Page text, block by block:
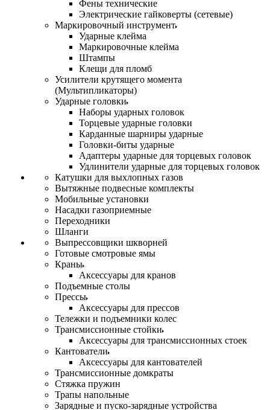
Фены технические
Электрические гайковерты (сетевые)
Маркировочный инструмент
Ударные клейма
Маркировочные клейма
Штампы
Клещи для пломб
Усилители крутящего момента
(Мультипликаторы)
Ударные головки
Наборы ударных головок
Торцевые ударные головки
Карданные шарниры ударные
Головки-биты ударные
Адаптеры ударные для торцевых головок
Удлинители ударные для торцевых головок
Катушки для выхлопных газов
Вытяжные подвесные комплекты
Мобильные установки
Насадки газоприемные
Переходники
Шланги
Выпрессовщики шкворней
Готовые смотровые ямы
Краны
Аксессуары для кранов
Подъемные столы
Прессы
Аксессуары для прессов
Тележки и подъемники колес
Трансмиссионные стойки
Аксессуары для трансмиссионных стоек
Кантователи
Аксессуары для кантователей
Трансмиссионные домкраты
Стяжка пружин
Трапы напольные
Зарядные и пуско-зарядные устройства